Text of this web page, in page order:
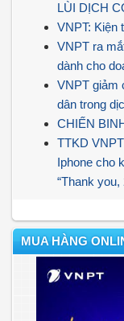
LÙI DỊCH
VNPT: Kiện
VNPT ra
dành cho
VNPT giảm
dân trong
CHIẾN
TTKD
Iphone cho
“Thank you,
MUA HÀNG